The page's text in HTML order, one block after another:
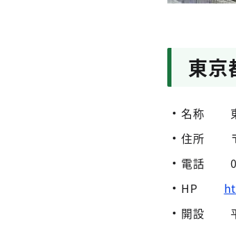
東京
名称 東
住所 〒
電話 03
HP
開設 平